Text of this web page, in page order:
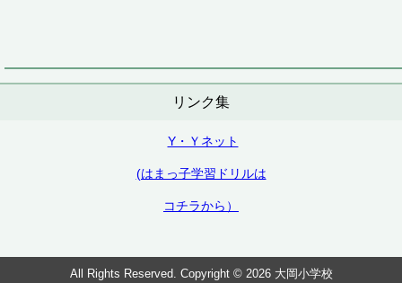
リンク集
Y・Ｙネット
(はまっ子学習ドリルは
コチラから）
All Rights Reserved. Copyright © 2026 大岡小学校